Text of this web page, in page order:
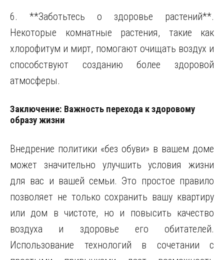
6. **Заботьтесь о здоровье растений**.
Некоторые комнатные растения, такие как
хлорофитум и мирт, помогают очищать воздух и
способствуют созданию более здоровой
атмосферы.
Заключение: Важность перехода к здоровому
образу жизни
Внедрение политики «без обуви» в вашем доме
может значительно улучшить условия жизни
для вас и вашей семьи. Это простое правило
позволяет не только сохранить вашу квартиру
или дом в чистоте, но и повысить качество
воздуха и здоровье его обитателей.
Использование технологий в сочетании с